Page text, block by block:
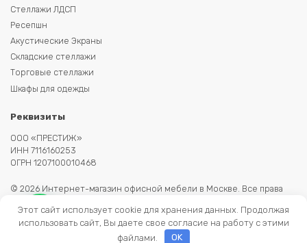
Стеллажи ЛДСП
Ресепшн
Акустические Экраны
Складские стеллажи
Торговые стеллажи
Шкафы для одежды
Реквизиты
ООО «ПРЕСТИЖ»
ИНН 7116160253
ОГРН 1207100010468
© 2026 Интернет-магазин офисной мебели в Москве. Все права
сайте не является публичной офертой.
Этот сайт использует cookie для хранения данных. Продолжая
использовать сайт, Вы даете свое согласие на работу с этими
файлами.
OK